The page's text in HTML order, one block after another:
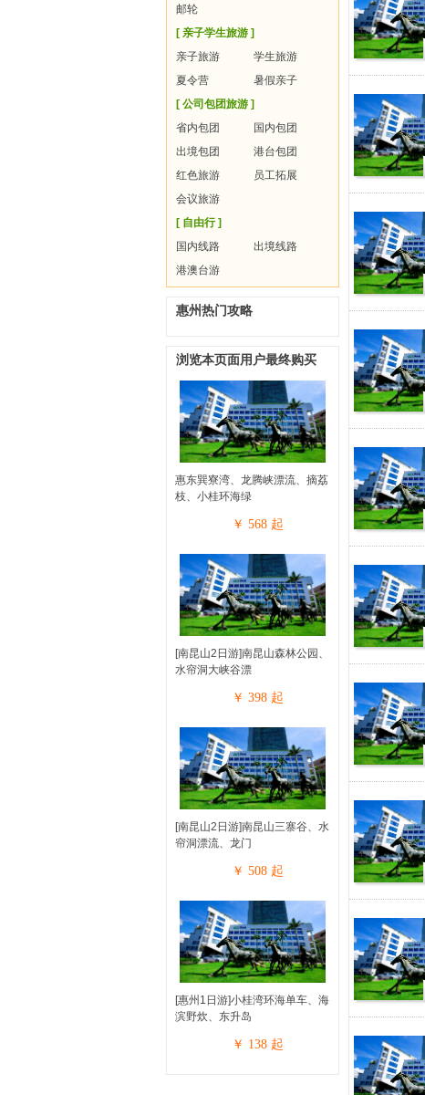
邮轮
[ 亲子学生旅游 ]
亲子旅游
学生旅游
夏令营
暑假亲子
[ 公司包团旅游 ]
省内包团
国内包团
出境包团
港台包团
红色旅游
员工拓展
会议旅游
[ 自由行 ]
国内线路
出境线路
港澳台游
惠州热门攻略
浏览本页面用户最终购买
惠东巽寮湾、龙腾峡漂流、摘荔
枝、小桂环海绿
￥ 568 起
[南昆山2日游]南昆山森林公园、
水帘洞大峡谷漂
￥ 398 起
[南昆山2日游]南昆山三寨谷、水
帘洞漂流、龙门
￥ 508 起
[惠州1日游]小桂湾环海单车、海
滨野炊、东升岛
￥ 138 起